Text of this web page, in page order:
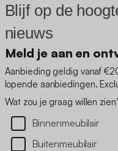
Blijf op de
nieuws
Meld je aan en
Aanbieding geldig vanaf
lopende aanbiedingen.
Wat zou je graag willen
Binnenmeubilair
Buitenmeubilair